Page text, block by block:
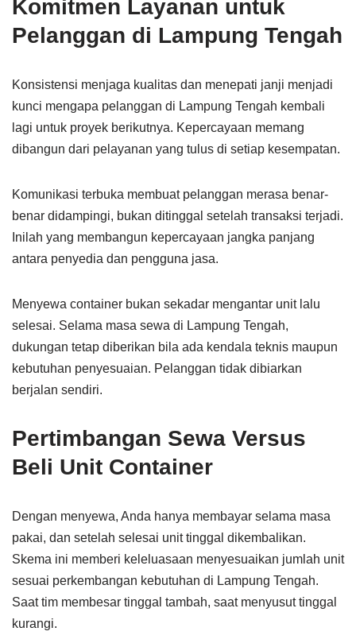
Komitmen Layanan untuk
Pelanggan di Lampung Tengah
Konsistensi menjaga kualitas dan menepati janji menjadi
kunci mengapa pelanggan di Lampung Tengah kembali
lagi untuk proyek berikutnya. Kepercayaan memang
dibangun dari pelayanan yang tulus di setiap kesempatan.
Komunikasi terbuka membuat pelanggan merasa benar-
benar didampingi, bukan ditinggal setelah transaksi terjadi.
Inilah yang membangun kepercayaan jangka panjang
antara penyedia dan pengguna jasa.
Menyewa container bukan sekadar mengantar unit lalu
selesai. Selama masa sewa di Lampung Tengah,
dukungan tetap diberikan bila ada kendala teknis maupun
kebutuhan penyesuaian. Pelanggan tidak dibiarkan
berjalan sendiri.
Pertimbangan Sewa Versus
Beli Unit Container
Dengan menyewa, Anda hanya membayar selama masa
pakai, dan setelah selesai unit tinggal dikembalikan.
Skema ini memberi keleluasaan menyesuaikan jumlah unit
sesuai perkembangan kebutuhan di Lampung Tengah.
Saat tim membesar tinggal tambah, saat menyusut tinggal
kurangi.